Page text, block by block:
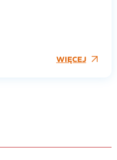
WIĘCEJ